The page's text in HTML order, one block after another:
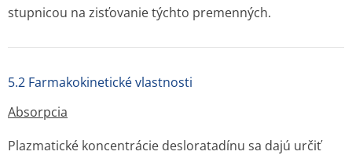
stupnicou na zisťovanie týchto premenných.
5.2 Farmakokinetické vlastnosti
Absorpcia
Plazmatické koncentrácie desloratadínu sa dajú určiť